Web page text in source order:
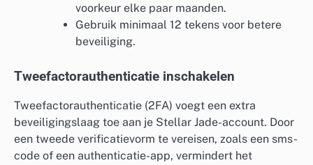
voorkeur elke paar maanden.
Gebruik minimaal 12 tekens voor betere
beveiliging.
Tweefactorauthenticatie inschakelen
Tweefactorauthenticatie (2FA) voegt een extra
beveiligingslaag toe aan je Stellar Jade-account. Door
een tweede verificatievorm te vereisen, zoals een sms-
code of een authenticatie-app, vermindert het